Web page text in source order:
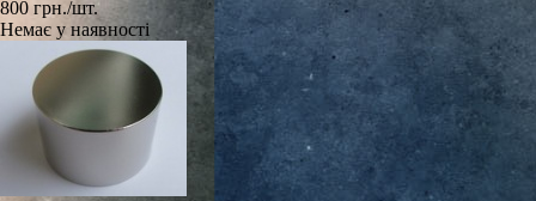
800 грн./шт.
Немає у наявності